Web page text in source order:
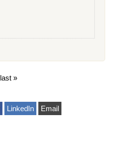
last »
LinkedIn Email